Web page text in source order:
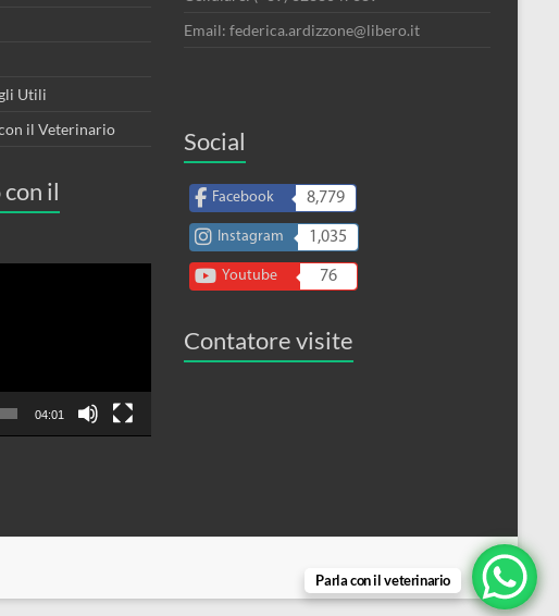
Utili
il Veterinario
il
04:01
Email: federica.ardizzone@libero.it
Social
Facebook 8,779
Instagram 1,035
Youtube 76
Contatore visite
Parla con il veterinario